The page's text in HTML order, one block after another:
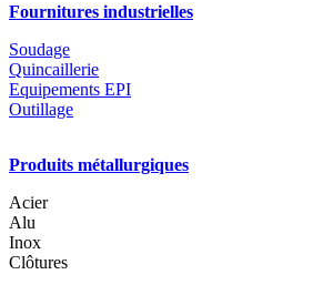
Fournitures industrielles
Soudage
Quincaillerie
Equipements EPI
Outillage
Produits métallurgiques
Acier
Alu
Inox
Clôtures